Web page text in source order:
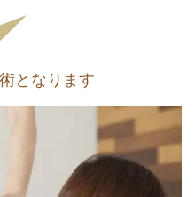
となります